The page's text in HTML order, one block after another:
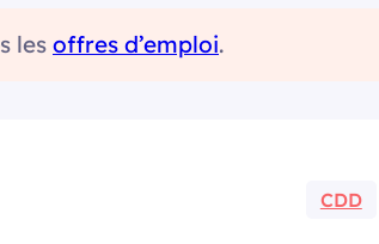
les offres d’emploi.
CDD